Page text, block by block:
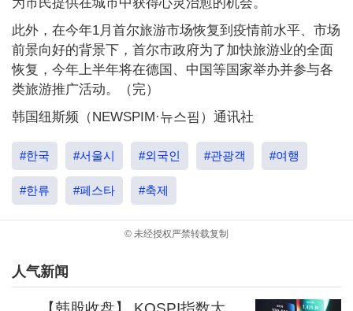
此外，在今年1月首尔旅游市场恢复到疫情前水平、市场
前景向好的背景下，首尔市政府为了加快旅游业的全面
恢复，今年上半年将在德国、中国等国家举办并参与各
类旅游推广活动。（完）
韩国纽斯频（NEWSPIM·뉴스핌）通讯社
#한국 #서울시 #외국인 #관광객 #여행
#한류 #페스타 #축제
© 未经授权严禁转载复制
人气新闻